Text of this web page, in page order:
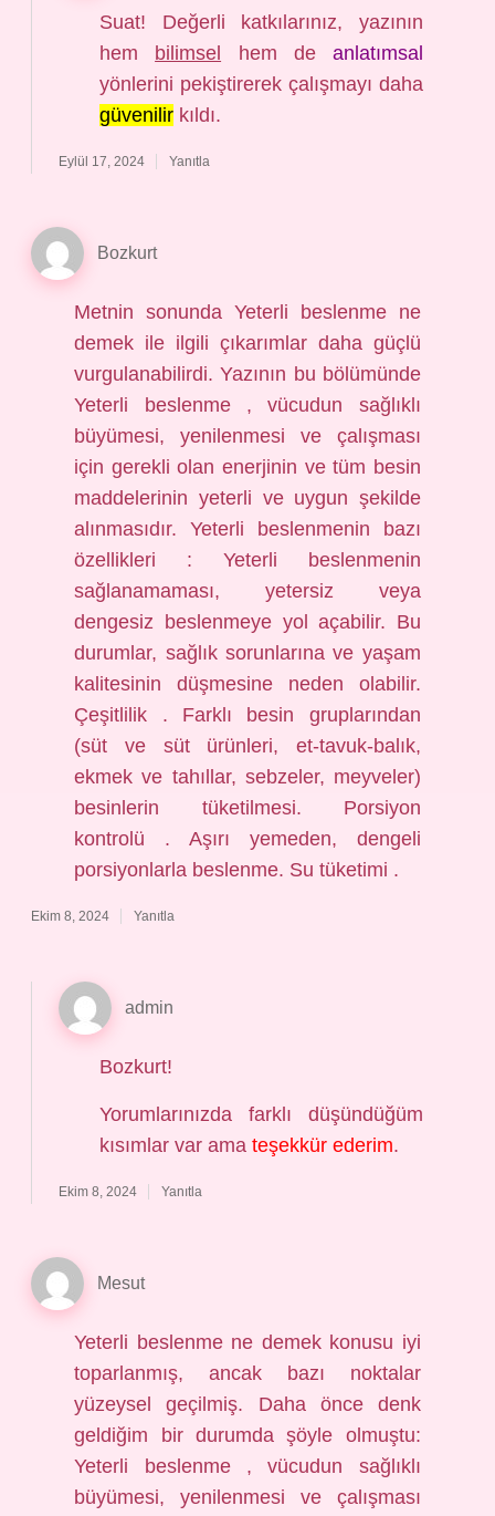
Suat! Değerli katkılarınız, yazının
hem bilimsel hem deanlatımsal
yönlerini pekiştirerek çalışmayı daha
güvenilirkıldı.
Eylül 17, 2024 Yanıtla
Bozkurt
Metnin sonunda Yeterli beslenme ne
demek ile ilgili çıkarımlar daha güçlü
vurgulanabilirdi. Yazının bu bölümünde
Yeterli beslenme , vücudun sağlıklı
büyümesi, yenilenmesi ve çalışması
için gerekli olan enerjinin ve tüm besin
maddelerinin yeterli ve uygun şekilde
alınmasıdır. Yeterli beslenmenin bazı
özellikleri : Yeterli beslenmenin
sağlanamaması, yetersiz veya
dengesiz beslenmeye yol açabilir. Bu
durumlar, sağlık sorunlarına ve yaşam
kalitesinin düşmesine neden olabilir.
Çeşitlilik . Farklı besin gruplarından
(süt ve süt ürünleri, et-tavuk-balık,
ekmek ve tahıllar, sebzeler, meyveler)
besinlerin tüketilmesi. Porsiyon
kontrolü . Aşırı yemeden, dengeli
porsiyonlarla beslenme. Su tüketimi .
Ekim 8, 2024 Yanıtla
admin
Bozkurt!
Yorumlarınızda farklı düşündüğüm
kısımlar var ama teşekkür ederim.
Ekim 8, 2024 Yanıtla
Mesut
Yeterli beslenme ne demek konusu iyi
toparlanmış, ancak bazı noktalar
yüzeysel geçilmiş. Daha önce denk
geldiğim bir durumda şöyle olmuştu:
Yeterli beslenme , vücudun sağlıklı
büyümesi, yenilenmesi ve çalışması